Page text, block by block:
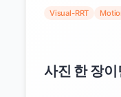
Visual-RRT
사진 한 장